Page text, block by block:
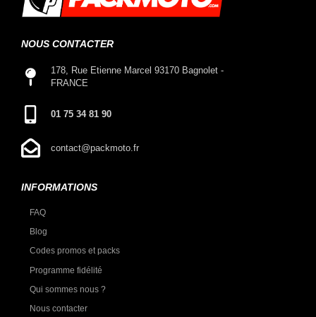
NOUS CONTACTER
178, Rue Etienne Marcel 93170 Bagnolet -
FRANCE
01 75 34 81 90
contact@packmoto.fr
INFORMATIONS
FAQ
Blog
Codes promos et packs
Programme fidélité
Qui sommes nous ?
Nous contacter